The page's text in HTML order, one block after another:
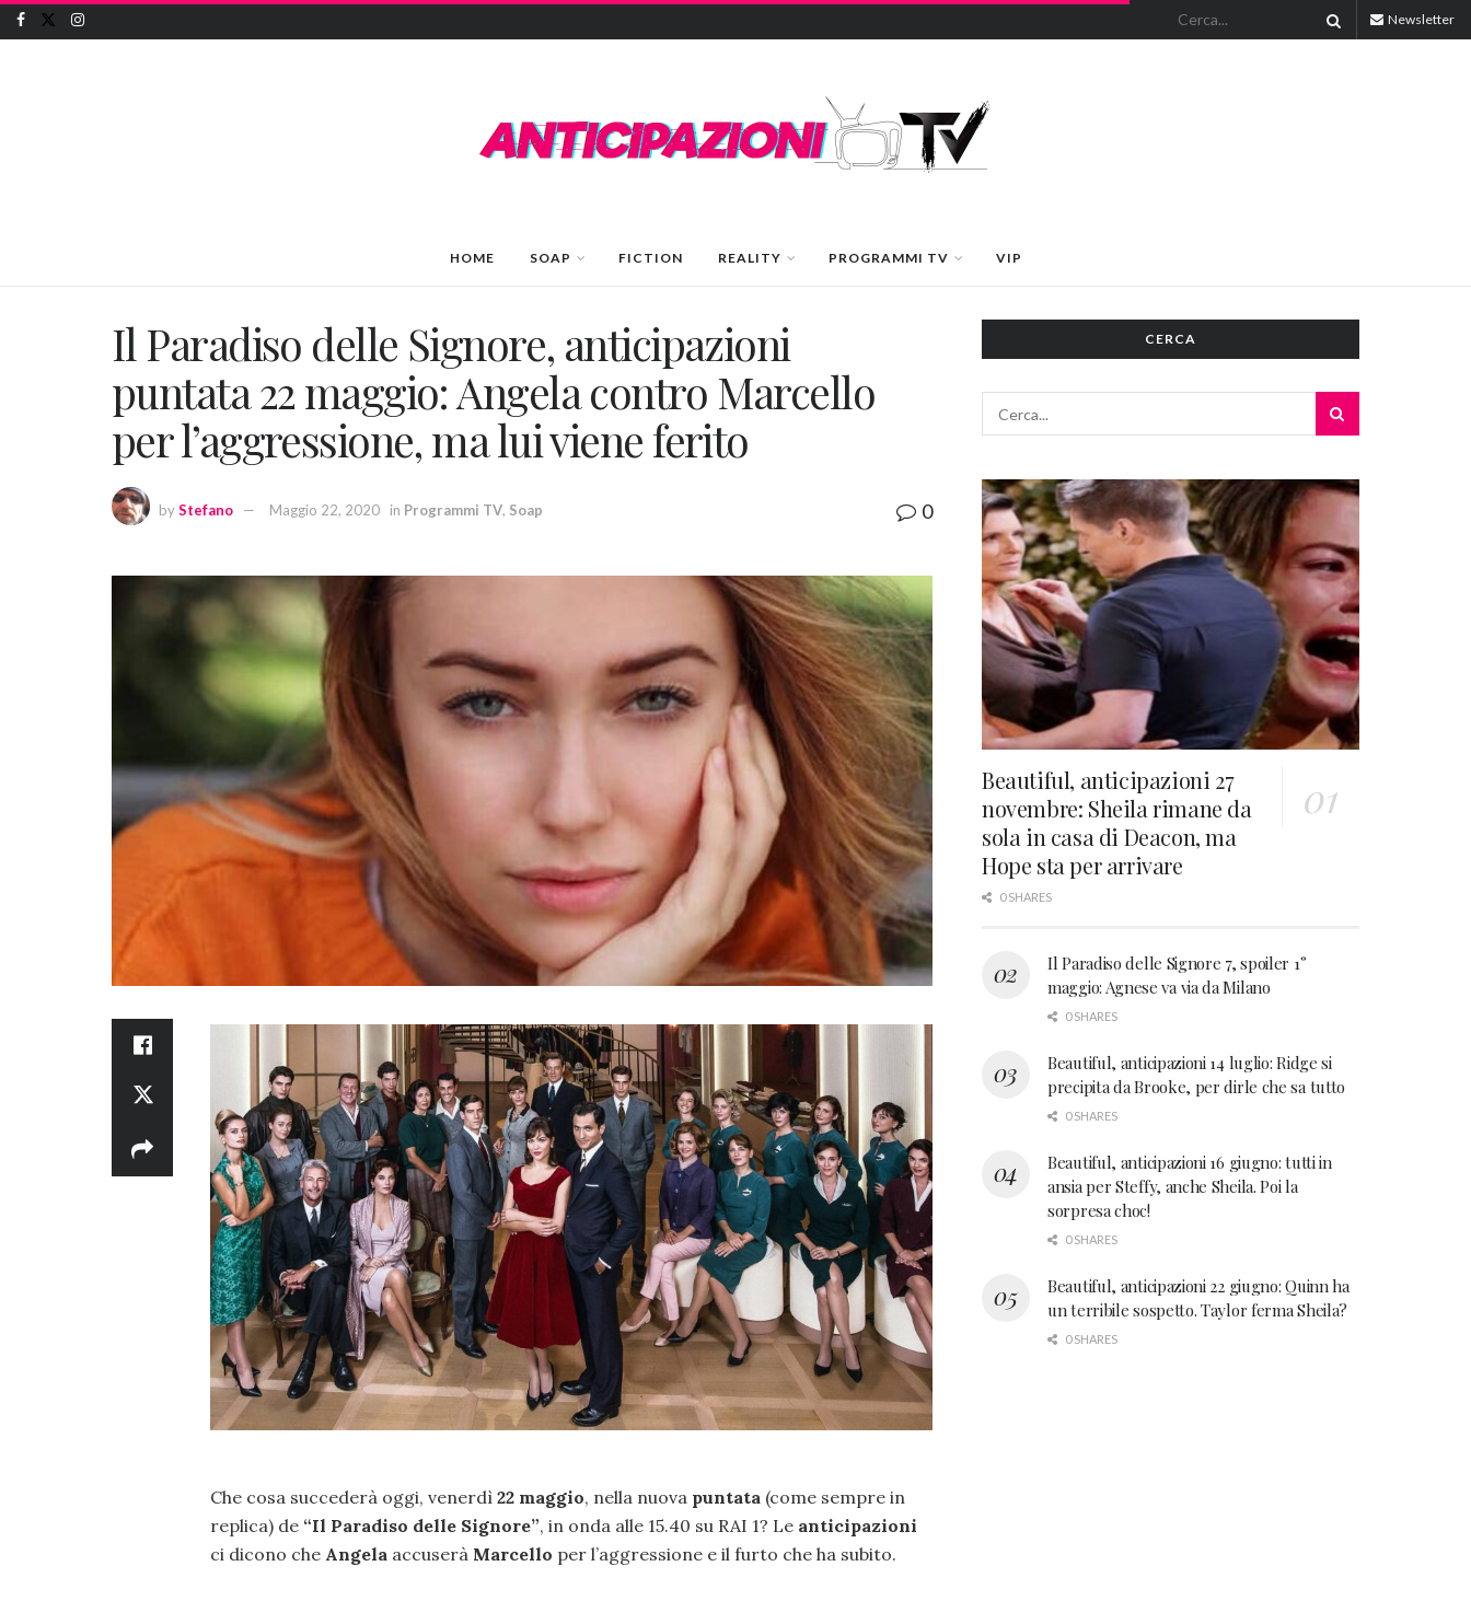
Newsletter
HOME SOAP FICTION REALITY PROGRAMMI TV VIP
Il Paradiso delle Signore, anticipazioni
puntata 22 maggio: Angela contro Marcello
per l’aggressione, ma lui viene ferito
byStefano Maggio 22, 2020 in Programmi TV, Soap 0
Che cosa succederà oggi, venerdì 22 maggio, nella nuova puntata (come sempre in
replica) de “Il Paradiso delle Signore”, in onda alle 15.40 su RAI 1? Le anticipazioni
ci dicono che Angela accuserà Marcello per l’aggressione e il furto che ha subito.
CERCA
Beautiful, anticipazioni 27
novembre: Sheila rimane da
sola in casa di Deacon, ma
Hope sta per arrivare
0 SHARES
Il Paradiso delle Signore 7, spoiler 1°
maggio: Agnese va via da Milano
0 SHARES
Beautiful, anticipazioni 14 luglio: Ridge si
precipita da Brooke, per dirle che sa tutto
0 SHARES
Beautiful, anticipazioni 16 giugno: tutti in
ansia per Steffy, anche Sheila. Poi la
sorpresa choc!
0 SHARES
Beautiful, anticipazioni 22 giugno: Quinn ha
un terribile sospetto. Taylor ferma Sheila?
0 SHARES